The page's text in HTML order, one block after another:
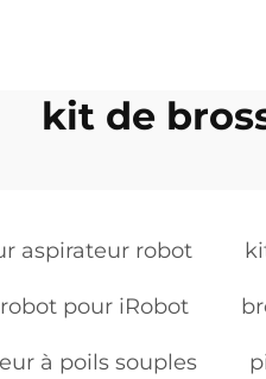
kit de
aspirateur robot
pour iRobot
à poils souples